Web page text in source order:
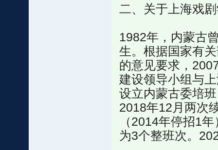
二、关于上海戏
1982年，内蒙古
生。根据国家有
的意见要求，
建设领导小组与
设立内蒙古委培
2018年12月两次
（2014年停招1
为3个整班次。